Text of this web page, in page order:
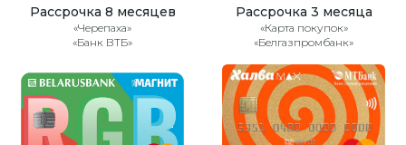
Рассрочка 8 месяцев
«Черепаха»
«Банк ВТБ»
Рассрочка 3 месяца
«Карта покупок»
«Белгазпромбанк»